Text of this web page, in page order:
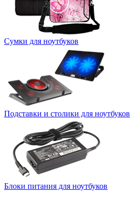
Сумки для ноутбуков
Подставки и столики для ноутбуков
Блоки питания для ноутбуков